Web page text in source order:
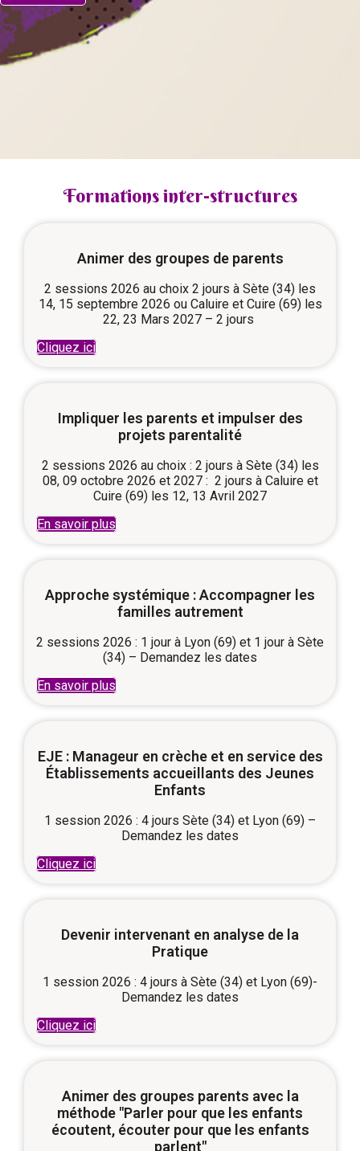
Formations inter-structures
Animer des groupes de parents
2 sessions 2026 au choix 2 jours à Sète (34) les
14, 15 septembre 2026 ou Caluire et Cuire (69) les
22, 23 Mars 2027 – 2 jours
Cliquez ici
Impliquer les parents et impulser des
projets parentalité
2 sessions 2026 au choix : 2 jours à Sète (34) les
08, 09 octobre 2026 et 2027 : 2 jours à Caluire et
Cuire (69) les 12, 13 Avril 2027
En savoir plus
Approche systémique : Accompagner les
familles autrement
2 sessions 2026 : 1 jour à Lyon (69) et 1 jour à Sète
(34) – Demandez les dates
En savoir plus
EJE : Manageur en crèche et en service des
Établissements accueillants des Jeunes
Enfants
1 session 2026 : 4 jours Sète (34) et Lyon (69) –
Demandez les dates
Cliquez ici
Devenir intervenant en analyse de la
Pratique
1 session 2026 : 4 jours à Sète (34) et Lyon (69)-
Demandez les dates
Cliquez ici
Animer des groupes parents avec la
méthode "Parler pour que les enfants
écoutent, écouter pour que les enfants
parlent"